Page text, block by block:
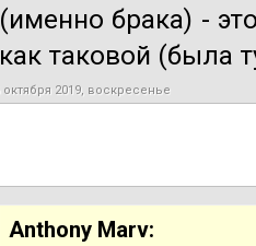
(именно брака) -
как таковой (была
октября 2019, воскресенье
Anthony Marv: